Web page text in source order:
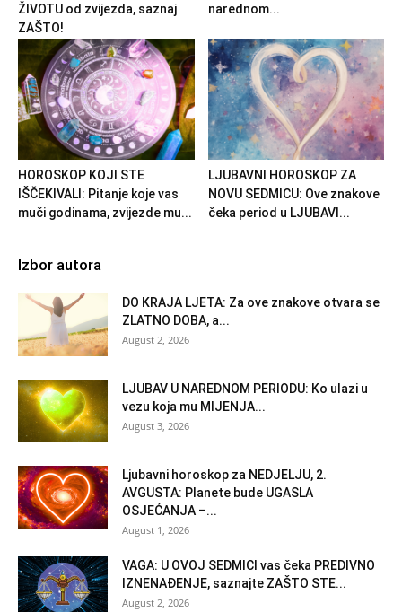
ŽIVOTU od zvijezda, saznaj
ZAŠTO!
narednom...
HOROSKOP KOJI STE
IŠČEKIVALI: Pitanje koje vas
muči godinama, zvijezde mu...
LJUBAVNI HOROSKOP ZA
NOVU SEDMICU: Ove znakove
čeka period u LJUBAVI...
Izbor autora
DO KRAJA LJETA: Za ove znakove otvara se
ZLATNO DOBA, a...
August 2, 2026
LJUBAV U NAREDNOM PERIODU: Ko ulazi u
vezu koja mu MIJENJA...
August 3, 2026
Ljubavni horoskop za NEDJELJU, 2.
AVGUSTA: Planete bude UGASLA
OSJEĆANJA –...
August 1, 2026
VAGA: U OVOJ SEDMICI vas čeka PREDIVNO
IZNENAĐENJE, saznajte ZAŠTO STE...
August 2, 2026